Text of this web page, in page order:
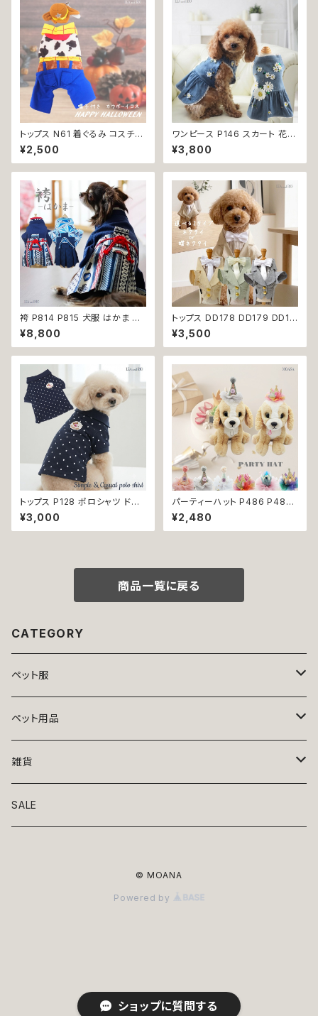
ショップに質問する
トップス N61 着ぐるみ コスチュ
ーム コスプレ キャラクター ブル
ー ホワイト レッド 帽子付き カ
ウボーイ 衣装 仮装 変身 ハロ
ペット 服 犬服 猫服 洋服 オシャ
レ かわいい 小型犬 返品交換不
可
¥2,500
ワンピース P146 スカート 花
ジャンスカ ドッグウエア ドック
ウェア 犬 猫 犬の服 猫の服 do
g ペット 服 小型犬 かわいい お
返品交換不可
¥3,800
袴 P814 P815 犬服 はかま 和
柄 和装 ドッグウェア ドッグ ウェ
ア ドッグウエア 犬 猫 服 犬服
猫服 犬の服 猫の服 おしゃれ 小
¥8,800
トップス DD178 DD179 DD18
0 タキシード スーツ フォーマル
蝶ネクタイ ネクタイ リボン 犬
猫 ペット 服 犬の服 猫の服 犬
かっこいい クール シャツ 返品
交換不可
¥3,500
トップス P128 ポロシャツ ドット
柄 ハンドメイド dog ドッグウェ
ア 犬 猫 ペット 服 犬服 猫服 犬
の服 猫の服 かわいい カジュア
¥3,000
パーティーハット P486 P487
P488 P489 P490 P491 三
角帽子 とんがり帽子 王冠 帽子
ハット 誕生日 パーティー ドック
犬の洋服 洋服 猫 猫服 猫の服
かわいい 可愛い 返品交換不可
¥2,480
商品一覧に戻る
CATEGORY
ペット服
トップス
ニット
アロハ
ボトムス
ワンピース
ペット用品
ベッド
リード・首輪
雑貨
アート
SALE
© MOANA
Powered by